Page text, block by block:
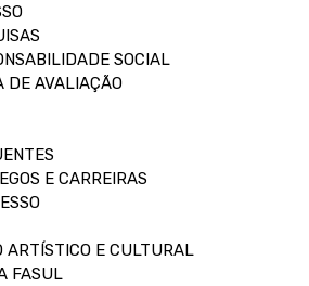
SOCIAL
DE AVALIAÇÃO
E CARREIRAS
ARTÍSTICO E CULTURAL
FASUL